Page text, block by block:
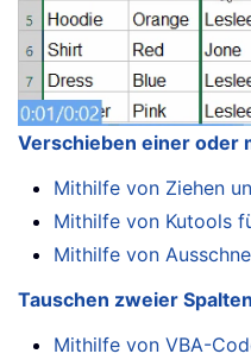
Verschieben einer oder
Mithilfe von Ziehen
Mithilfe von Kutools
Mithilfe von
Tauschen zweier
Mithilfe von VBA-